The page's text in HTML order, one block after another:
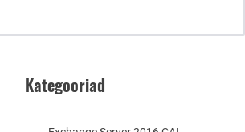
Kategooriad